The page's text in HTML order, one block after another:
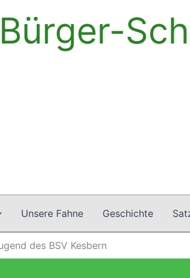
Bürger-
Unsere Fahne Geschichte
des BSV Kesbern